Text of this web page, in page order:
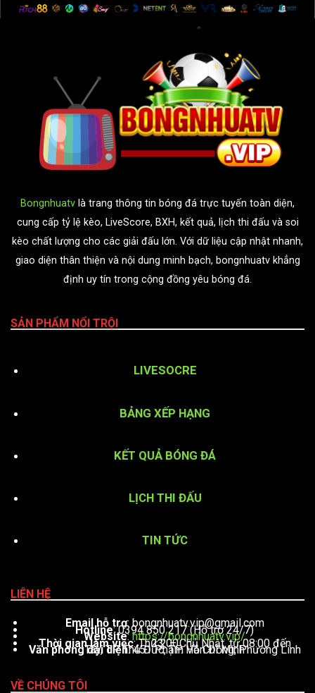
Bongnhuatv là trang thông tin bóng đá trực tuyến toàn diện,
cung cấp tỷ lệ kèo, LiveScore, BXH, kết quả, lịch thi đấu và soi
kèo chất lượng cho các giải đấu lớn. Với dữ liệu cập nhật nhanh,
giao diện thân thiện và nội dung minh bạch, bongnhuatv khẳng
định uy tín trong cộng đồng yêu bóng đá.
SẢN PHẨM NỔI TRỘI
LIVESOCRE
BẢNG XẾP HẠNG
KẾT QUẢ BÓNG ĐÁ
LỊCH THI ĐẤU
TIN TỨC
LIÊN HỆ
Email hỗ trợ:bongnhuatv.vip@gmail.com
Hotline: 0394 850 217 (Hỗ trợ 24/7)
Website:https://bongnhuatv.vip/
Thời gian làm việc : Thứ 2 – Chủ Nhật, từ 08:00 đến 23:00
Văn phòng đại diện: 451 Phạm Văn Đồng, Phường Linh Tây, TP. Thủ Đức, TP. Hồ Chí Minh
VỀ CHÚNG TÔI